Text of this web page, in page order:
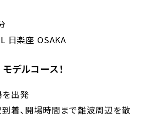
日楽座 OSAKA
ルコース！
出発
着、開場時間まで難波周辺を散